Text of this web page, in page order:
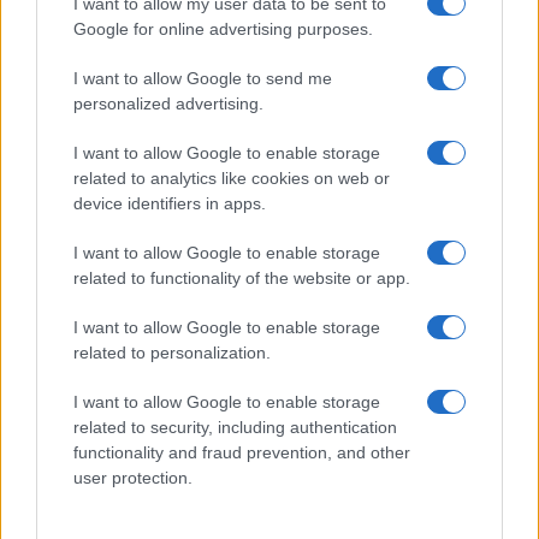
Google for online advertising purposes.
I want to allow Google to send me
personalized advertising.
I want to allow Google to enable storage
related to analytics like cookies on web or
device identifiers in apps.
I want to allow Google to enable storage
related to functionality of the website or app.
I want to allow Google to enable storage
related to personalization.
I want to allow Google to enable storage
related to security, including authentication
functionality and fraud prevention, and other
user protection.
Oggi più che mai, sempre dalla
parte delle Forze dell’ordine
4 Febbraio 2026, 17:07